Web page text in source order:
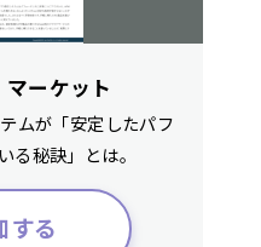
ーケット
ムが「安定したパフ
る秘訣」とは。
する